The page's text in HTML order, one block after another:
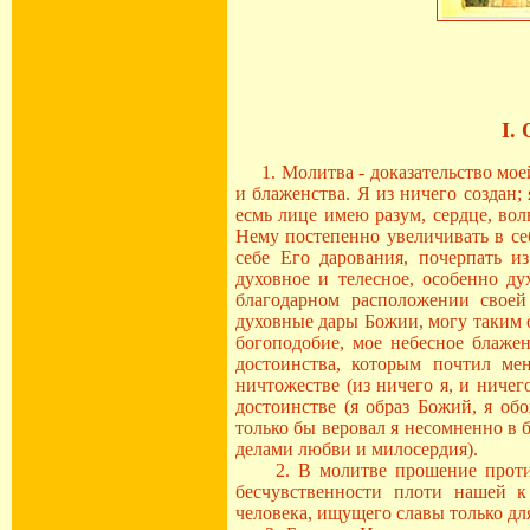
I.
1. Молитва - доказательство
и блаженства. Я из ничего
есмь лице имею разум, сердце,
Нему постепенно увеличивать в
себе Его дарования, почерпать
духовное и телесное, особенно
благодарном расположении
духовные дары Божии, могу таким
богоподобие, мое небесное
достоинства, которым почтил
ничтожестве (из ничего я, и
достоинстве (я образ Божий, я
только бы веровал я несомненно в
делами любви и милосердия).
2. В молитве прошение против
бесчувственности плоти нашей
человека, ищущего славы только